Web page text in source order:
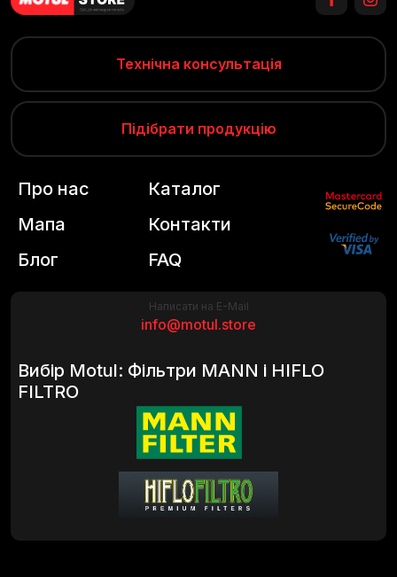
Технічна консультація
Підібрати продукцію
Написати на E-Mail
info@motul.store
Вибір Motul: Фільтри MANN і HIFLO
FILTRO
Про нас
Мапа
Блог
Каталог
Контакти
FAQ